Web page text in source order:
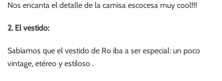
Nos encanta el detalle de la camisa escocesa muy cool!!!
2. El vestido:
Sabíamos que el vestido de Ro iba a ser especial: un poco
vintage, etéreo y estiloso .